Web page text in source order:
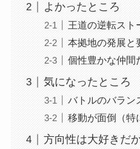
よかったところ
王道の逆転スト
本拠地の発展と
個性豊かな仲間
気になったところ
バトルのバラン
移動が面倒（特
方向性は大好きだ